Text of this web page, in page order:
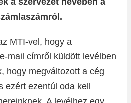
a szervezet nevében a
MTI-vel, hogy a
mail címről küldött levélben
hogy megváltozott a cég
ezért ezentúl oda kell